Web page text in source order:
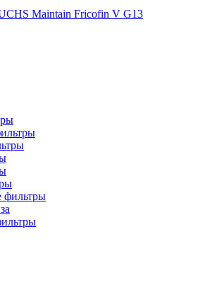
Maintain Fricofin V G13
фильтры